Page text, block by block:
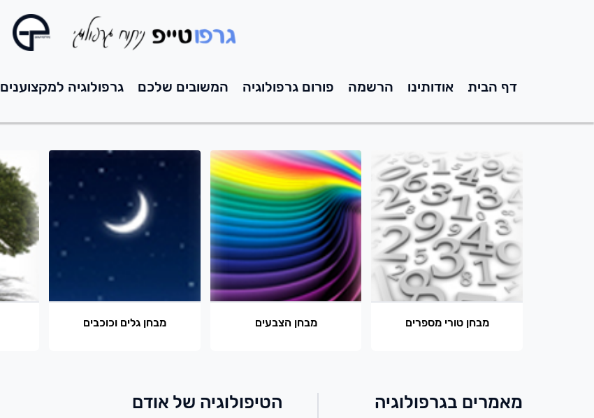
דף הבית אודותינו הרשמה פורום גרפולוגיה המשובים שלכם גרפולוגיה למקצוענים
מבחן טורי מספרים מבחן הצבעים מבחן גלים וכוכבים
הטיפולוגיה של אודם מאמרים בגרפולוגיה